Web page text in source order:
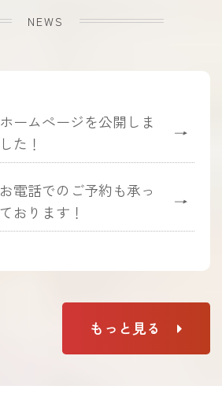
NEWS
ホームぺージを公開しま
した！
→
お電話でのご予約も承っ
ております！
→
もっと見る